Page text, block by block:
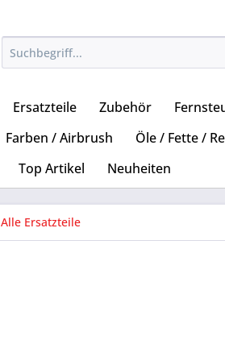
Ersatzteile Zubehör
Farben / Airbrush Öle / Fette /
Top Artikel Neuheiten
Alle Ersatzteile